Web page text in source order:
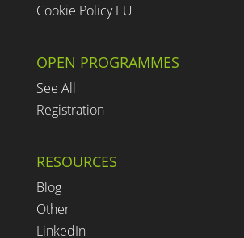
Cookie Policy EU
OPEN PROGRAMMES
See All
Registration
RESOURCES
Blog
Other
LinkedIn